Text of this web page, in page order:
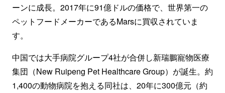
ーンに成長。2017年に91億ドルの価格で、世界第一の
ペットフードメーカーであるMarsに買収されていま
す。
中国では大手病院グループ4社が合併し新瑞鵬寵物医療
集団（New Ruipeng Pet Healthcare Group）が誕生。約
1,400の動物病院を抱える同社は、20年に300億元（約